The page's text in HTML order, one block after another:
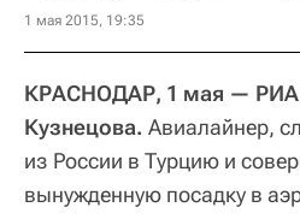
1 мая 2015, 19:35
КРАСНОДАР, 1 мая — РИА
Кузнецова. Авиалайнер,
из России в Турцию и
вынужденную посадку в